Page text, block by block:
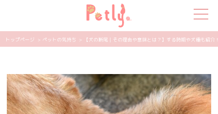
猫の特集
ペット用品
トップページ > ペットの気持ち > 【犬の断尾｜その理由や意味とは？】する時期や犬種も紹介